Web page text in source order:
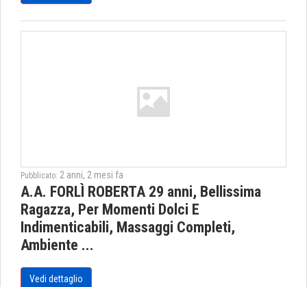
Pubblicato: 2 anni, 2 mesi fa
A.A. FORLÌ ROBERTA 29 anni, Bellissima
Ragazza, Per Momenti Dolci E
Indimenticabili, Massaggi Completi,
Ambiente ...
Vedi dettaglio